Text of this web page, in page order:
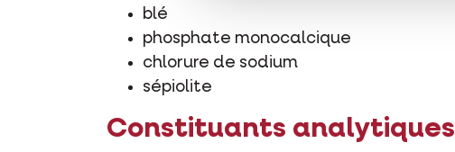
blé
phosphate monocalcique
chlorure de sodium
sépiolite
Constituants analytiques